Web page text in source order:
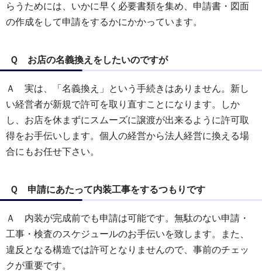
らうためには、いかに早く必要書類を集め、申請書・図面
の作成をして申請をするかにかかっています。
Ｑ お店の名義換えをしたいのですが
Ａ 実は、「名義換え」という手続きはありません。新し
い経営者が新規で許可を取り直すことになります。しか
し、お店を休まずにスムーズに譲渡が出来るように許可取
得をお手伝いします。個人の経営から法人経営に換える場
合にもお任せ下さい。
Ｑ 申請にあたって内装工事をするつもりです
Ａ 内装が完成前でも申請は可能です。無駄のない申請・
工事・検査のスケジュールのお手伝いを致します。また、
違反となる構造では許可となりませんので、事前のチェッ
クが重要です。